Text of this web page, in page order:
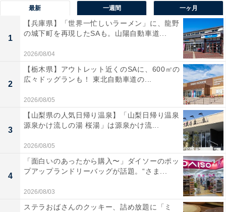
最新 一週間 一ヶ月
1
【兵庫県】「世界一忙しいラーメン」に、龍野
の城下町を再現したSAも。山陽自動車道...
2026/08/04
2
【栃木県】アウトレット近くのSAに、600㎡の
広々ドッグランも！ 東北自動車道の...
2026/08/05
3
【山梨県の人気日帰り温泉】「山梨日帰り温泉
源泉かけ流しの湯 桜湯」は源泉かけ流...
2026/08/05
4
「面白いのあったから購入〜」ダイソーのポッ
プアップランドリーバッグが話題。“さま...
2026/08/03
ステラおばさんのクッキー、詰め放題に「ミ